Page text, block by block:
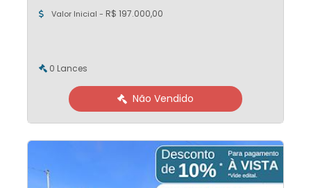
Valor Inicial - R$ 197.000,00
0 Lances
Não Vendido